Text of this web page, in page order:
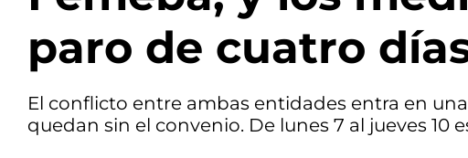
paro de cuatro
El conflicto entre ambas entidades entra en
quedan sin el convenio. De lunes 7 al jueves 10